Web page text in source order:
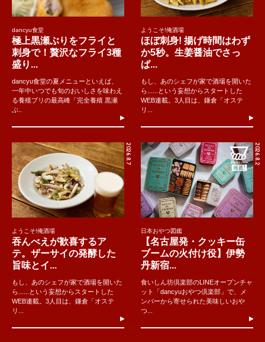
dancyu食堂
極上黒瀬ぶりをフライと
刺身で！贅沢なフライ3種
盛り...
dancyu食堂の夏メニューといえば、
一年中いつでも旬のおいしさを味わえ
る養殖ブリの最高峰「完全養殖 黒瀬
ぶ..
ようこそ!俺酒場
ほぼ刺身! 揚げ時間はわず
か5秒。生姜醤油でさっ
ぱ...
もし、あのシェフが家で酒場を開いた
ら......という妄想からスタートした
WEB連載。3人目は、鎌倉「オステ
リ...
2026.8.7
ようこそ!俺酒場
吞んべえが歓喜するア
テ。ザーサイの発酵した
旨味とイ...
もし、あのシェフが家で酒場を開いた
ら......という妄想からスタートした
WEB連載。3人目は、鎌倉「オステ
リ...
2026.8.2
日本おやつ図鑑
【名古屋発・クッキー缶
ブームの火付け役】伊勢
丹新宿...
食いしん坊倶楽部のLINEオープンチャ
ット「dancyuおやつ倶楽部」で、メ
ンバーから寄せられた美味しいおや
つ...